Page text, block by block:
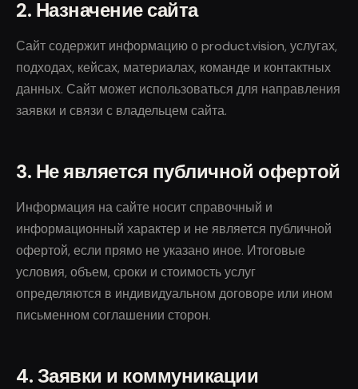
2. Назначение сайта
Сайт содержит информацию о product.vision, услугах,
подходах, кейсах, материалах, команде и контактных
данных. Сайт может использоваться для направления
заявки и связи с владельцем сайта.
3. Не является публичной офертой
Информация на сайте носит справочный и
информационный характер и не является публичной
офертой, если прямо не указано иное. Итоговые
условия, объем, сроки и стоимость услуг
определяются в индивидуальном договоре или ином
письменном соглашении сторон.
4. Заявки и коммуникации